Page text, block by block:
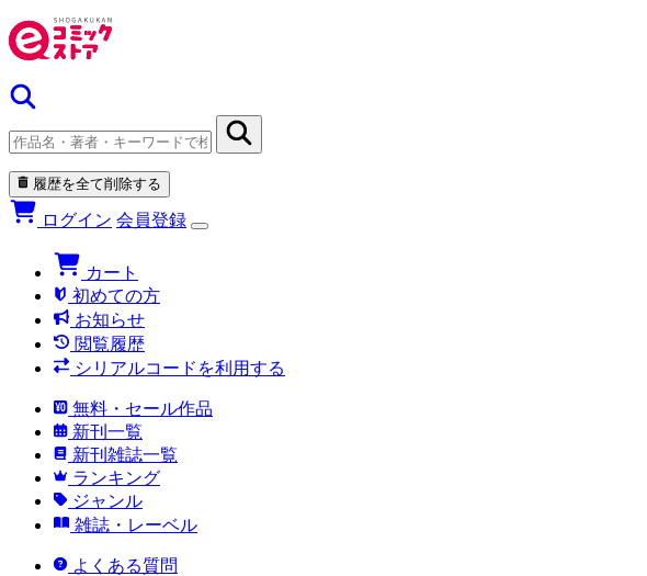
履歴を全て削除する
ログイン 会員登録
カート
初めての方
お知らせ
閲覧履歴
シリアルコードを利用する
無料・セール作品
新刊一覧
新刊雑誌一覧
ランキング
ジャンル
雑誌・レーベル
よくある質問